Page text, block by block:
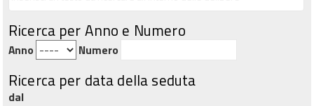
Ricerca per Anno e Numero
Anno Numero
Ricerca per data della seduta
dal